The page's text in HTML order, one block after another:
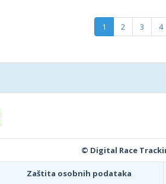
1 2 3 4
© Digital Race
Zaštita osobnih podataka